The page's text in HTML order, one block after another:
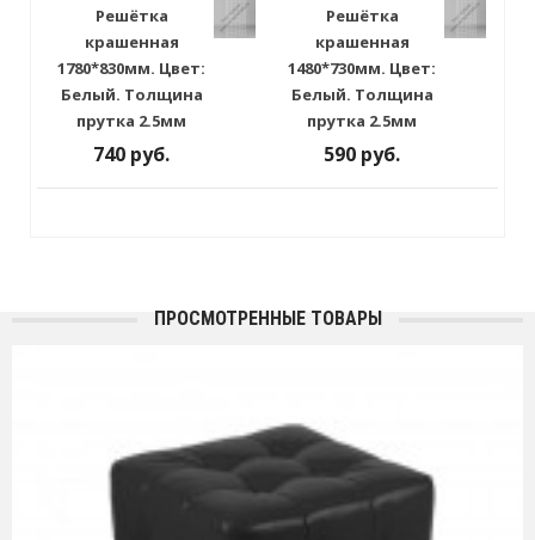
Решётка
крашенная
1780*830мм. Цвет:
Белый. Толщина
прутка 2.5мм
740 руб.
Решётка
крашенная
1480*730мм. Цвет:
Белый. Толщина
прутка 2.5мм
590 руб.
ПРОСМОТРЕННЫЕ ТОВАРЫ